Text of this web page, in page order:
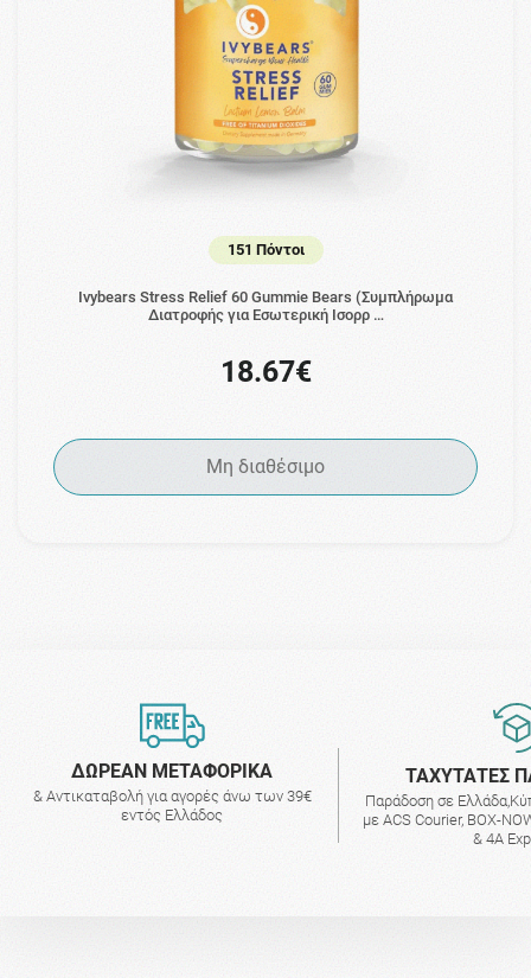
151 Πόντοι
Ivybears Stress Relief 60 Gummie Bears (Συμπλήρωμα
Διατροφής για Εσωτερική Ισορρ …
18.67€
Μη διαθέσιμο
ΔΩΡΕΑΝ ΜΕΤΑΦΟΡΙΚΑ
& Αντικαταβολή για αγορές άνω των 39€
εντός Ελλάδος
ΤΑΧΥΤΑΤΕΣ
Παράδοση σε
με ACS Courier, BOX-
& 4A